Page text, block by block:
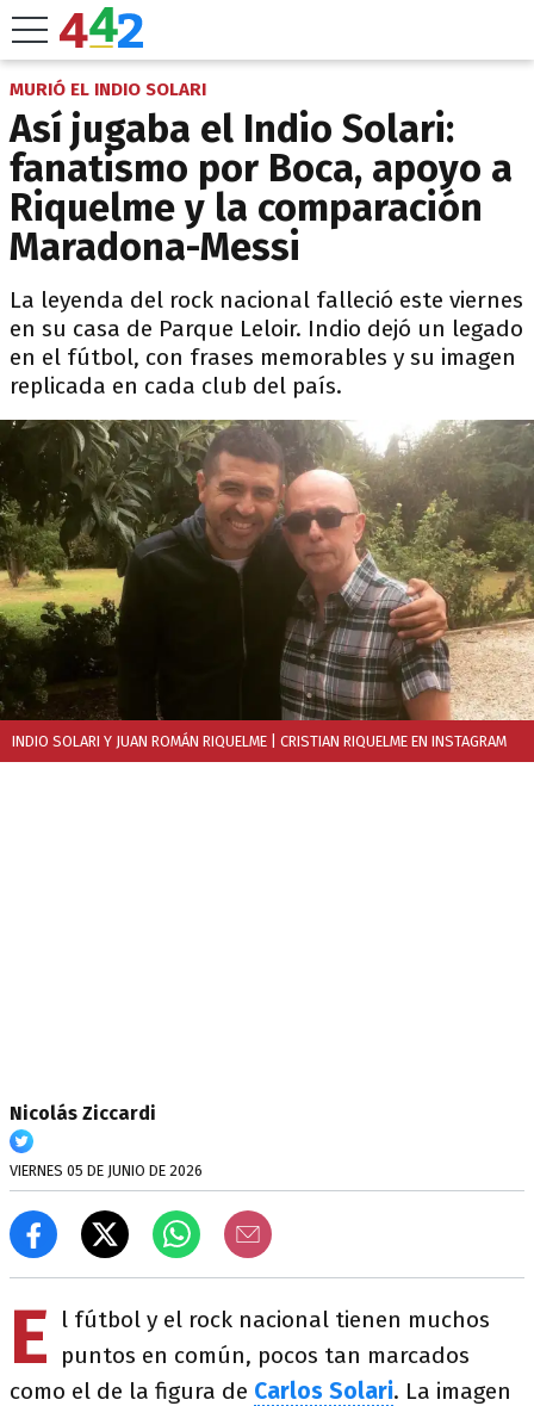
MURIÓ EL INDIO SOLARI
Así jugaba el Indio Solari:
fanatismo por Boca, apoyo a
Riquelme y la comparación
Maradona-Messi
La leyenda del rock nacional falleció este viernes
en su casa de Parque Leloir. Indio dejó un legado
en el fútbol, con frases memorables y su imagen
replicada en cada club del país.
INDIO SOLARI Y JUAN ROMÁN RIQUELME | CRISTIAN RIQUELME EN INSTAGRAM
Nicolás Ziccardi
VIERNES 05 DE JUNIO DE 2026
E
l fútbol y el rock nacional tienen muchos
puntos en común, pocos tan marcados
como el de la figura de Carlos Solari. La imagen